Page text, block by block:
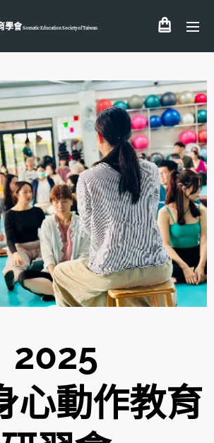
學會Somatic Education Society ofTaiwan
2025
心動作教育